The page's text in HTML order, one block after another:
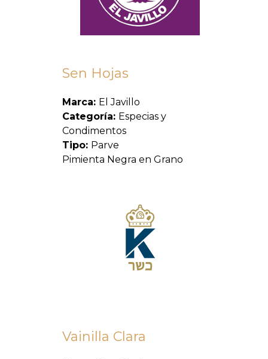
Sen Hojas
Marca: El Javillo
Categoría: Especias y
Condimentos
Tipo: Parve
Pimienta Negra en Grano
Vainilla Clara